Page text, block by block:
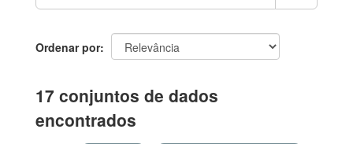
Ordenar por
17 conjuntos de dados
encontrados